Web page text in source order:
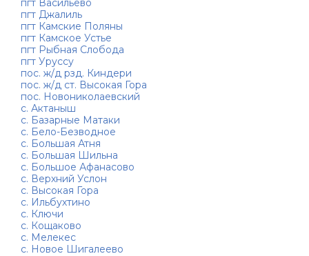
пгт Джалиль
пгт Камские Поляны
пгт Камское Устье
пгт Рыбная Слобода
пгт Уруссу
пос. ж/д рзд. Киндери
пос. ж/д ст. Высокая Гора
пос. Новониколаевский
с. Актаныш
с. Базарные Матаки
с. Бело-Безводное
с. Большая Атня
с. Большая Шильна
с. Большое Афанасово
с. Верхний Услон
с. Высокая Гора
с. Ильбухтино
с. Ключи
с. Кощаково
с. Мелекес
с. Новое Шигалеево